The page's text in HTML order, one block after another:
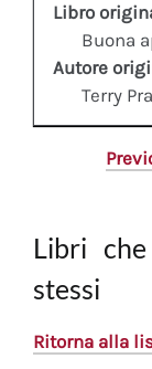
Libro
Buona
Autore
Terry
Libri
stessi
Ritorna alla